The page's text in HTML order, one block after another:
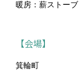
暖房：薪ストーブ
【会場】
箕輪町